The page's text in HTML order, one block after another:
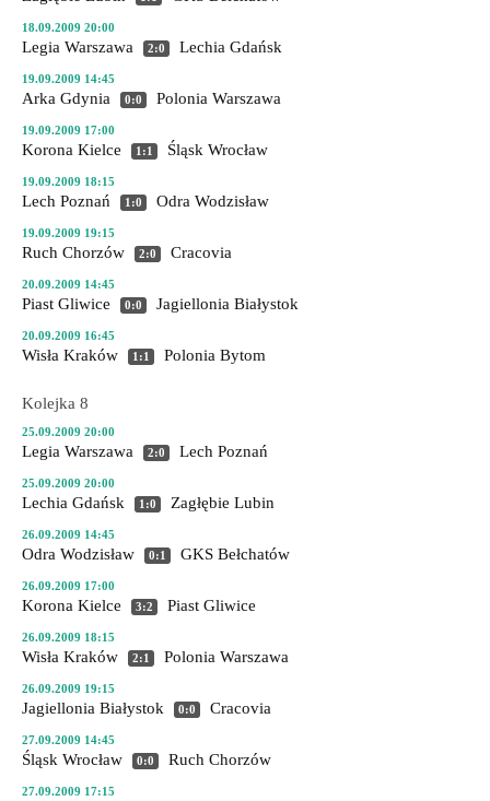
18.09.2009 20:00
Legia Warszawa 2:0 Lechia Gdańsk
19.09.2009 14:45
Arka Gdynia 0:0 Polonia Warszawa
19.09.2009 17:00
Korona Kielce 1:1 Śląsk Wrocław
19.09.2009 18:15
Lech Poznań 1:0 Odra Wodzisław
19.09.2009 19:15
Ruch Chorzów 2:0 Cracovia
20.09.2009 14:45
Piast Gliwice 0:0 Jagiellonia Białystok
20.09.2009 16:45
Wisła Kraków 1:1 Polonia Bytom
Kolejka 8
25.09.2009 20:00
Legia Warszawa 2:0 Lech Poznań
25.09.2009 20:00
Lechia Gdańsk 1:0 Zagłębie Lubin
26.09.2009 14:45
Odra Wodzisław 0:1 GKS Bełchatów
26.09.2009 17:00
Korona Kielce 3:2 Piast Gliwice
26.09.2009 18:15
Wisła Kraków 2:1 Polonia Warszawa
26.09.2009 19:15
Jagiellonia Białystok 0:0 Cracovia
27.09.2009 14:45
Śląsk Wrocław 0:0 Ruch Chorzów
27.09.2009 17:15